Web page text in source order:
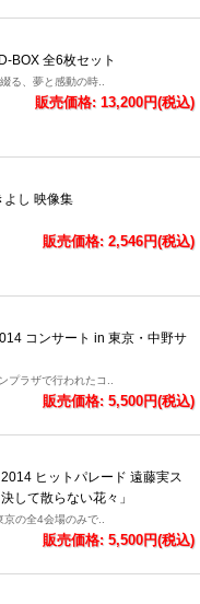
全6枚セット
る、夢と感動の時..
販売価格: 13,200円(税込)
よし 映像集
販売価格: 2,546円(税込)
コンサート in 東京・中野サ
ラザで行われたコ..
販売価格: 5,500円(税込)
ヒットパレード 遠藤実ス
して散らない花々」
の全4会場のみで..
販売価格: 5,500円(税込)